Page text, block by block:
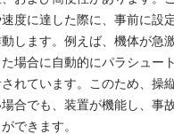
度に達した際に、事前に設
します。例えば、機体が急
場合に自動的にパラシュー
れています。このため、操
合でも、装置が機能し、事
できます。